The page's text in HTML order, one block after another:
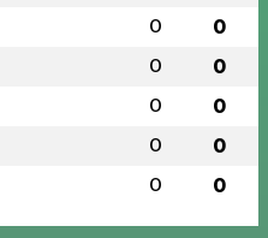
0 0
0 0
0 0
0 0
0 0